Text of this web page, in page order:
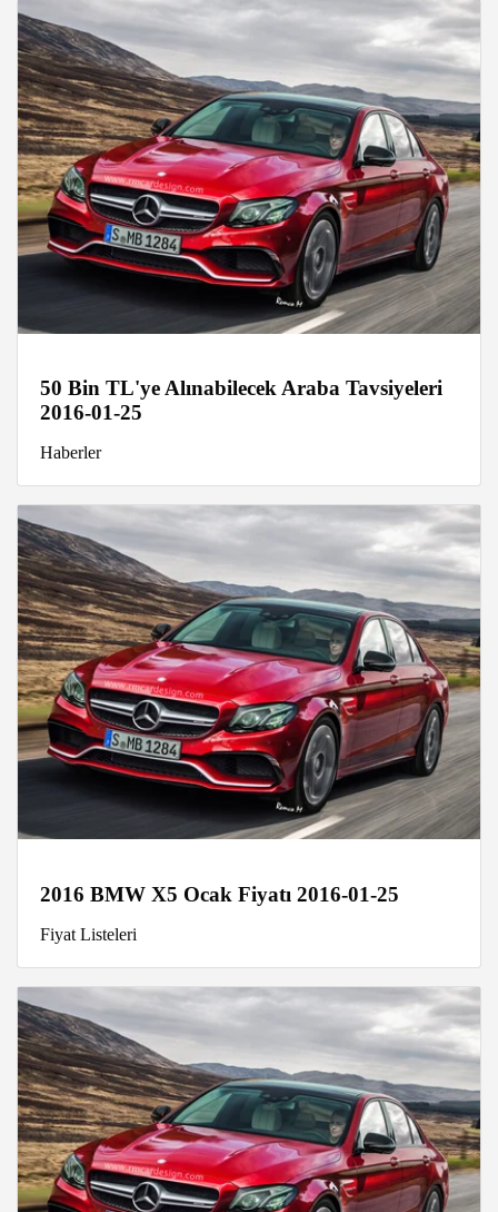
50 Bin TL'ye Alınabilecek Araba Tavsiyeleri
2016-01-25
Haberler
2016 BMW X5 Ocak Fiyatı 2016-01-25
Fiyat Listeleri